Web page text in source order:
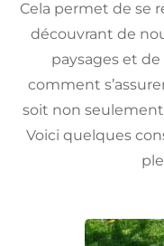
Cela permet de se
découvrant de
paysages et
comment
soit non
Voici quelques